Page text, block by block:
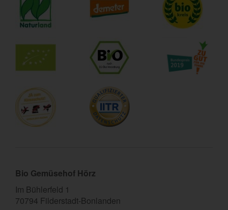
Bio Gemüsehof Hörz
Im Bühlerfeld 1
70794 Filderstadt-Bonlanden